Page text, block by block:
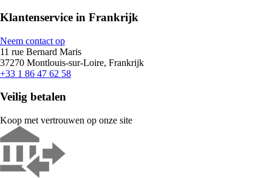
Klantenservice in Frankrijk
Neem contact op
11 rue Bernard Maris
37270 Montlouis-sur-Loire, Frankrijk
+33 1 86 47 62 58
Veilig betalen
Koop met vertrouwen op onze site